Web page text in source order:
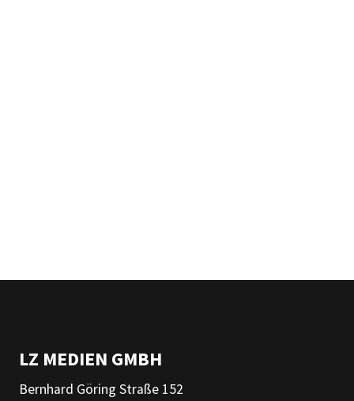
LZ MEDIEN GMBH
Bernhard Göring Straße 152